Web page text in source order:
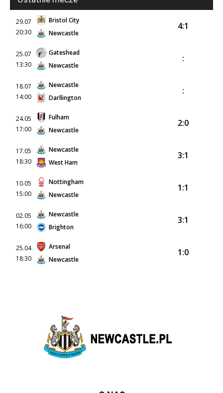
29.07
20:30
Bristol City
Newcastle
4:1
25.07
13:30
Gateshead
Newcastle
:
18.07
14:00
Newcastle
Darllington
:
24.05
17:00
Fulham
Newcastle
2:0
17.05
18:30
Newcastle
West Ham
3:1
10.05
15:00
Nottingham
Newcastle
1:1
02.05
16:00
Newcastle
Brighton
3:1
25.04
18:30
Arsenal
Newcastle
1:0